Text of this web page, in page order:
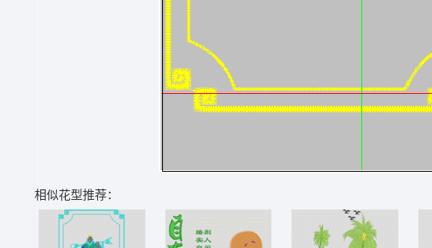
相似花型推荐：